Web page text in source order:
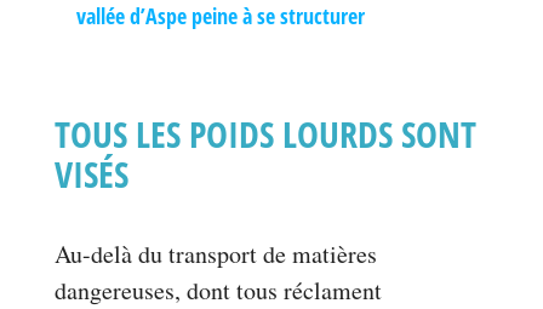
vallée d’Aspe peine à se structurer
TOUS LES POIDS LOURDS SONT
VISÉS
Au-delà du transport de matières
dangereuses, dont tous réclament